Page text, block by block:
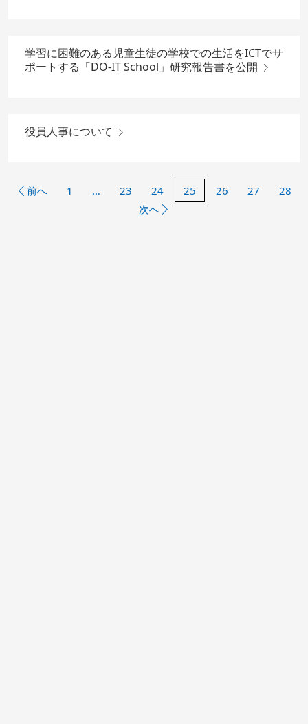
学習に困難のある児童生徒の学校での生活をICTでサ
ポートする「DO-IT School」研究報告書を公開
役員人事について
前へ 1 … 23 24 25 26 27
28
次へ